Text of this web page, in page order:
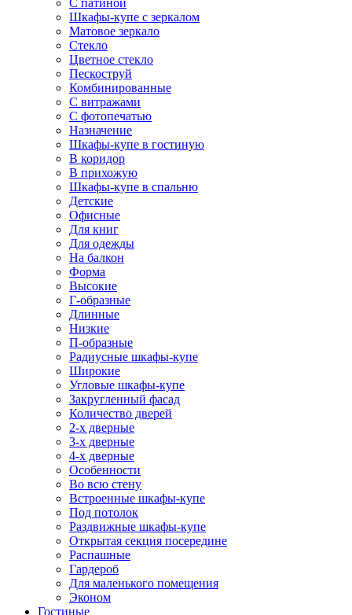
С патиной
Шкафы-купе с зеркалом
Матовое зеркало
Стекло
Цветное стекло
Пескоструй
Комбинированные
С витражами
С фотопечатью
Назначение
Шкафы-купе в гостиную
В коридор
В прихожую
Шкафы-купе в спальню
Детские
Офисные
Для книг
Для одежды
На балкон
Форма
Высокие
Г-образные
Длинные
Низкие
П-образные
Радиусные шкафы-купе
Широкие
Угловые шкафы-купе
Закругленный фасад
Количество дверей
2-х дверные
3-х дверные
4-х дверные
Особенности
Во всю стену
Встроенные шкафы-купе
Под потолок
Раздвижные шкафы-купе
Открытая секция посередине
Распашные
Гардероб
Для маленького помещения
Эконом
Гостиные